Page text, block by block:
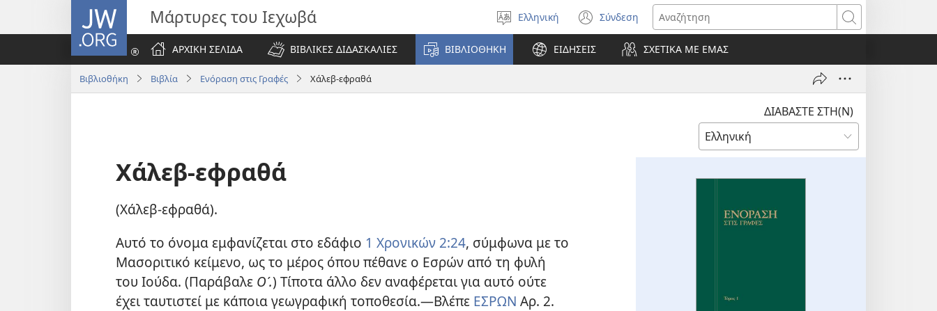
JW.ORG Μάρτυρες του Ιεχωβά
Επιλέξτε
γλώσσα
Ελληνική Σύνδεση
(ανοίγει
νέο
παράθυρο)
Αναζήτηση
ΑΡΧΙΚΗ ΣΕΛΙΔΑ
ΒΙΒΛΙΚΕΣ ΔΙΔΑΣΚΑΛΙΕΣ ΒΙΒΛΙΟΘΗΚΗ ΕΙΔΗΣΕΙΣ ΣΧΕΤΙΚΑ ΜΕ ΕΜΑΣ
Βιβλιοθήκη Βιβλία Ενόραση στις Γραφές Χάλεβ-εφραθά
ΔΙΑΒΑΣΤΕ ΣΤΗ(Ν)
Χάλεβ-εφραθά
(Χάλεβ-εφραθά).
Αυτό το όνομα εμφανίζεται στο εδάφιο 1 Χρονικών 2:24, σύμφωνα με το
Μασοριτικό κείμενο, ως το μέρος όπου πέθανε ο Εσρών από τη φυλή
του Ιούδα. (Παράβαλε Ο΄.) Τίποτα άλλο δεν αναφέρεται για αυτό ούτε
έχει ταυτιστεί με κάποια γεωγραφική τοποθεσία.—Βλέπε ΕΣΡΩΝ Αρ. 2.